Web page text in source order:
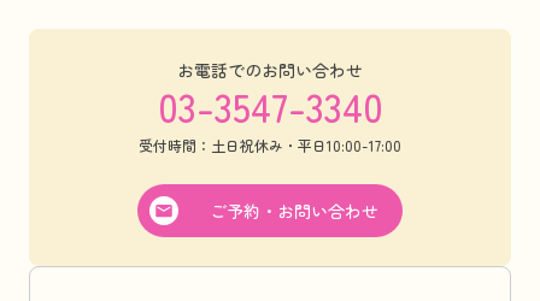
お電話でのお問い合わせ
03-3547-3340
受付時間：土日祝休み・平日10:00-17:00
ご予約・お問い合わせ